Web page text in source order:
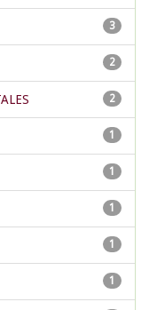
3
2
2
1
1
1
1
1